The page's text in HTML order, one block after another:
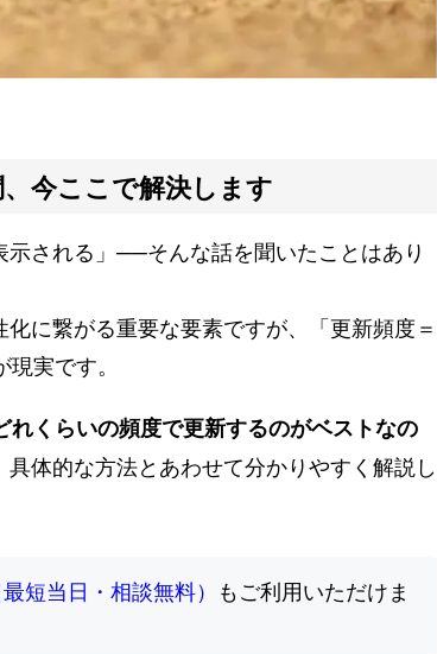
今ここで解決します
示される」──そんな話を聞いたことはあり
に繋がる重要な要素ですが、「更新頻度＝
実です。
れくらいの頻度で更新するのがベストなの
具体的な方法とあわせて分かりやすく解説し
短当日・相談無料） もご利用いただけま